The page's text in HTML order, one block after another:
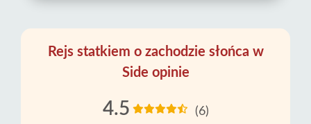
Rejs statkiem o zachodzie słońca w
Side opinie
4.5 (6)